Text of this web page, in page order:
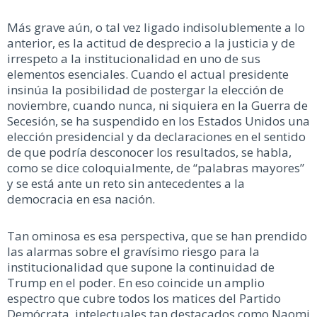
Más grave aún, o tal vez ligado indisolublemente a lo
anterior, es la actitud de desprecio a la justicia y de
irrespeto a la institucionalidad en uno de sus
elementos esenciales. Cuando el actual presidente
insinúa la posibilidad de postergar la elección de
noviembre, cuando nunca, ni siquiera en la Guerra de
Secesión, se ha suspendido en los Estados Unidos una
elección presidencial y da declaraciones en el sentido
de que podría desconocer los resultados, se habla,
como se dice coloquialmente, de “palabras mayores”
y se está ante un reto sin antecedentes a la
democracia en esa nación.
Tan ominosa es esa perspectiva, que se han prendido
las alarmas sobre el gravísimo riesgo para la
institucionalidad que supone la continuidad de
Trump en el poder. En eso coincide un amplio
espectro que cubre todos los matices del Partido
Demócrata, intelectuales tan destacados como Naomi